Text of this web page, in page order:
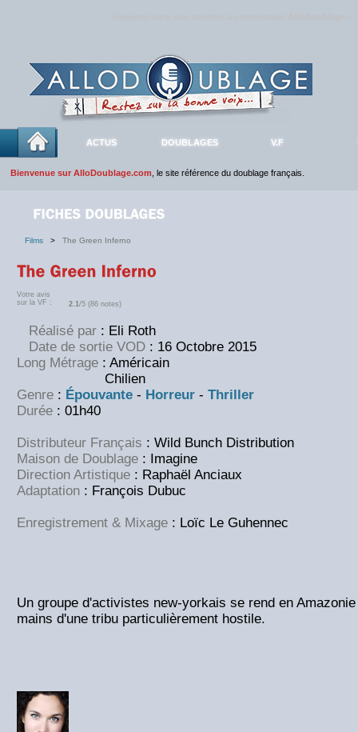
ACTUS DOUBLAGES V.F
Bienvenue sur AlloDoublage.com , le site référence du doublage français.
Films > The Green Inferno
Votre avis
sur la VF :
2.1/5 (86 notes)
Réalisé par : Eli Roth
Date de sortie VOD : 16 Octobre 2015
Long Métrage : Américain
Chilien
Genre : Épouvante - Horreur - Thriller
Durée : 01h40
Distributeur Français : Wild Bunch Distribution
Maison de Doublage : Imagine
Direction Artistique : Raphaël Anciaux
Adaptation : François Dubuc
Enregistrement & Mixage : Loïc Le Guhennec
Un groupe d'activistes new-yorkais se rend en
mains d'une tribu particulièrement hostile.